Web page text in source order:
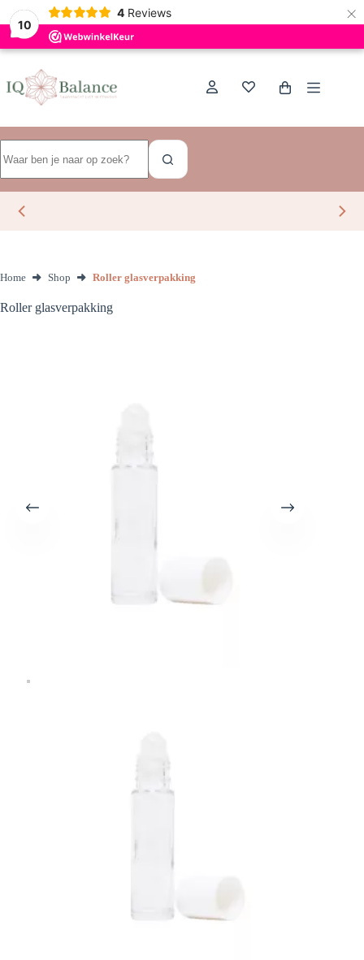
10
4 Reviews ×
Ga
de
inhoud
Winkelwagen
resultaten
Home Shop Roller glasverpakking
Roller glasverpakking